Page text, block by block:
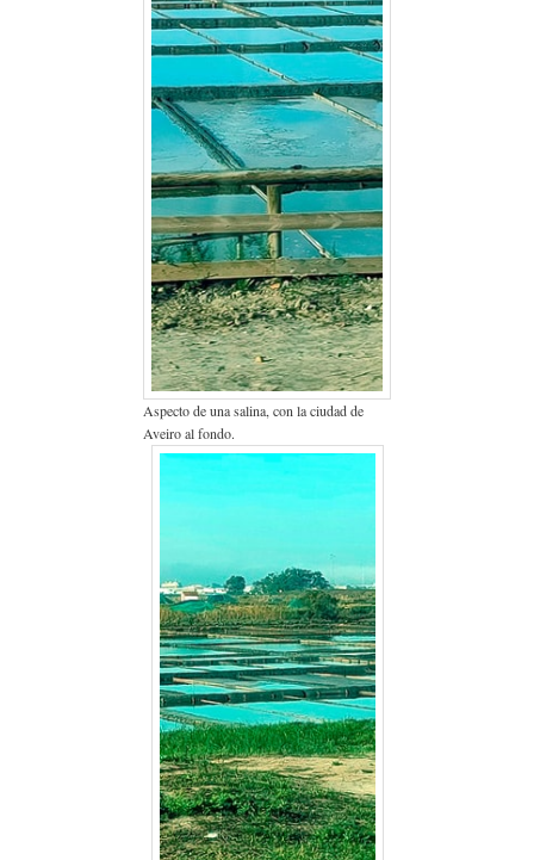
Aspecto de una salina, con la ciudad de
Aveiro al fondo.